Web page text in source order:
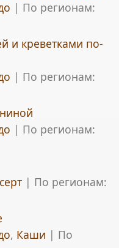
| По регионам:
и креветками по-
| По регионам:
| По регионам:
| По регионам:
, Каши | По